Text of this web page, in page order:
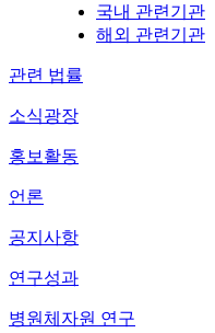
국내 관련기관
해외 관련기관
관련 법률
소식광장
홍보활동
언론
공지사항
연구성과
병원체자원 연구